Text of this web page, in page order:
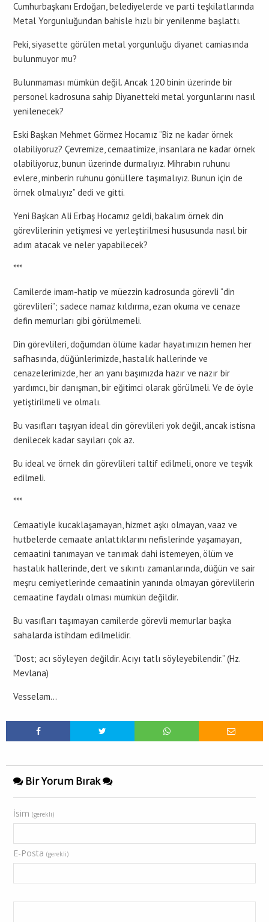
Cumhurbaşkanı Erdoğan, belediyelerde ve parti teşkilatlarında
Metal Yorgunluğundan bahisle hızlı bir yenilenme başlattı.
Peki, siyasette görülen metal yorgunluğu diyanet camiasında
bulunmuyor mu?
Bulunmaması mümkün değil. Ancak 120 binin üzerinde bir
personel kadrosuna sahip Diyanetteki metal yorgunlarını nasıl
yenilenecek?
Eski Başkan Mehmet Görmez Hocamız “Biz ne kadar örnek
olabiliyoruz? Çevremize, cemaatimize, insanlara ne kadar örnek
olabiliyoruz, bunun üzerinde durmalıyız. Mihrabın ruhunu
evlere, minberin ruhunu gönüllere taşımalıyız. Bunun için de
örnek olmalıyız” dedi ve gitti.
Yeni Başkan Ali Erbaş Hocamız geldi, bakalım örnek din
görevlilerinin yetişmesi ve yerleştirilmesi hususunda nasıl bir
adım atacak ve neler yapabilecek?
***
Camilerde imam-hatip ve müezzin kadrosunda görevli “din
görevlileri”; sadece namaz kıldırma, ezan okuma ve cenaze
defin memurları gibi görülmemeli.
Din görevlileri, doğumdan ölüme kadar hayatımızın hemen her
safhasında, düğünlerimizde, hastalık hallerinde ve
cenazelerimizde, her an yanı başımızda hazır ve nazır bir
yardımcı, bir danışman, bir eğitimci olarak görülmeli. Ve de öyle
yetiştirilmeli ve olmalı.
Bu vasıfları taşıyan ideal din görevlileri yok değil, ancak istisna
denilecek kadar sayıları çok az.
Bu ideal ve örnek din görevlileri taltif edilmeli, onore ve teşvik
edilmeli.
***
Cemaatiyle kucaklaşamayan, hizmet aşkı olmayan, vaaz ve
hutbelerde cemaate anlattıklarını nefislerinde yaşamayan,
cemaatini tanımayan ve tanımak dahi istemeyen, ölüm ve
hastalık hallerinde, dert ve sıkıntı zamanlarında, düğün ve sair
meşru cemiyetlerinde cemaatinin yanında olmayan görevlilerin
cemaatine faydalı olması mümkün değildir.
Bu vasıfları taşımayan camilerde görevli memurlar başka
sahalarda istihdam edilmelidir.
“Dost; acı söyleyen değildir. Acıyı tatlı söyleyebilendir.” (Hz.
Mevlana)
Vesselam…
Bir Yorum Bırak
İsim (gerekli)
E-Posta (gerekli)